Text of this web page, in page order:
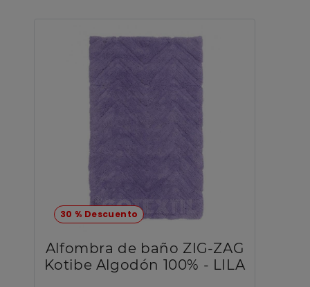
30 % Descuento
Alfombra de baño ZIG-ZAG
Kotibe Algodón 100% - LILA